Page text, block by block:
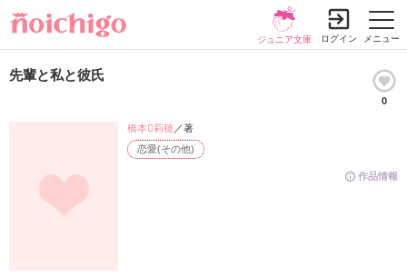
メニュー
ジュニア文庫 ログイン
先輩と私と彼氏
0
作品情報
恋愛(その他)
橋本莉穂／著